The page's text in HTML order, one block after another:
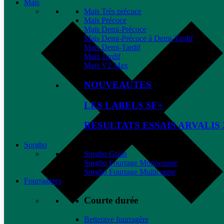
Maïs
Maïs Très précoce
Maïs Précoce
Maïs Demi-Précoce
Maïs Demi-Précoce à Demi-Tardif
Maïs Demi-Tardif
Maïs Tardif
Maïs V2 Max
NOUVEAUTES
LES LABELS SF+
RESULTATS ESSAIS ARVALIS
Sorgho
Sorgho Grain
Sorgho Fourrage Monocoupe
Sorgho Fourrage Multicoupe
Fourragères
Courte durée
Betterave fourragère